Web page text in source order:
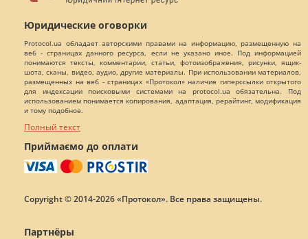
Юридические оговорки
Protocol.ua обладает авторскими правами на информацию, размещенную на
веб - страницах данного ресурса, если не указано иное. Под информацией
понимаются тексты, комментарии, статьи, фотоизображения, рисунки, ящик-
шота, сканы, видео, аудио, другие материалы. При использовании материалов,
размещенных на веб - страницах «Протокол» наличие гиперссылки открытого
для индексации поисковыми системами на protocol.ua обязательна. Под
использованием понимается копирования, адаптация, рерайтинг, модификация
и тому подобное.
Полный текст
Приймаємо до оплати
Copyright © 2014-2026 «Протокол». Все права защищены.
Партнёры